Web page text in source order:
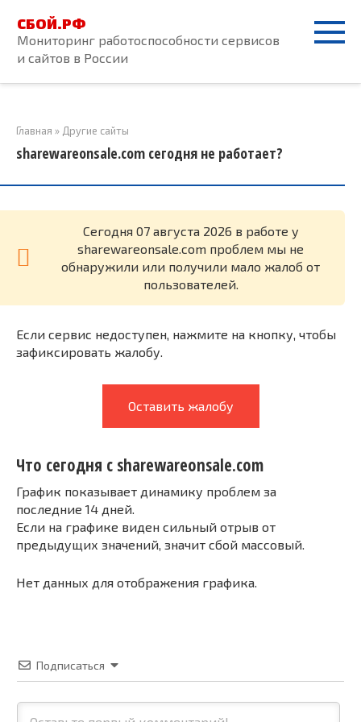
контенту
СБОЙ.РФ
Мониторинг работоспособности сервисов
и сайтов в России
Главная » Другие сайты
sharewareonsale.com сегодня не работает?
Cегодня 07 августа 2026 в работе у
sharewareonsale.com проблем мы не
обнаружили или получили мало жалоб от
пользователей.
Если сервис недоступен, нажмите на кнопку, чтобы
зафиксировать жалобу.
Оставить жалобу
Что сегодня с sharewareonsale.com
График показывает динамику проблем за
последние 14 дней.
Если на графике виден сильный отрыв от
предыдущих значений, значит сбой массовый.
Нет данных для отображения графика.
Подписаться